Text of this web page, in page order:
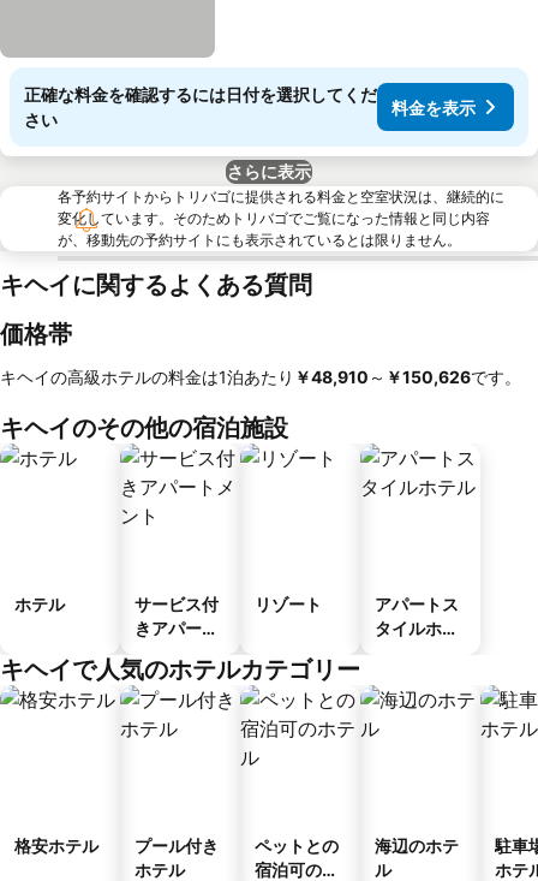
正確な料金を確認するには日付を選択してくだ
さい
料金を表示
さらに表示
各予約サイトからトリバゴに提供される料金と空室状況は、継続的に
変化しています。そのためトリバゴでご覧になった情報と同じ内容
が、移動先の予約サイトにも表示されているとは限りません。
キヘイに関するよくある質問
価格帯
キヘイの高級ホテルの料金は1泊あたり ‎￥48,910 ～ ‎￥150,626です。
キヘイのその他の宿泊施設
ホテル
サービス付
きアパート
リゾート
アパートス
タイルホテ
キヘイで人気のホテルカテゴリー
格安ホテル
プール付き
ホテル
ペットとの
宿泊可のホ
海辺のホテ
ル
駐車
ホテ